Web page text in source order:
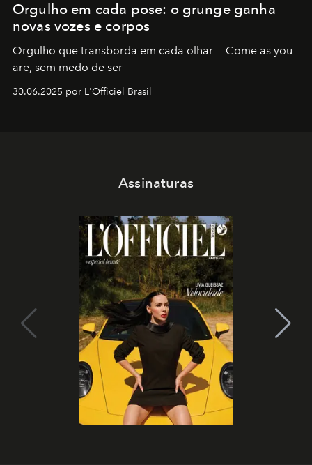
Orgulho em cada pose: o grunge ganha
novas vozes e corpos
Orgulho que transborda em cada olhar — Come as you
are, sem medo de ser
30.06.2025 por L'Officiel Brasil
Assinaturas